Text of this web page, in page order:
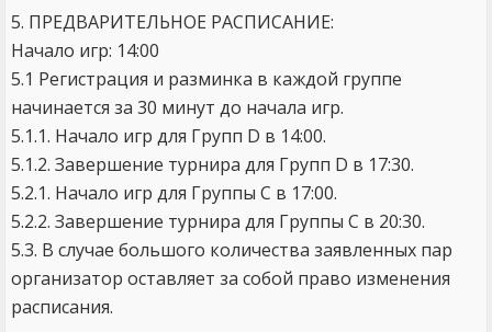
5. ПРЕДВАРИТЕЛЬНОЕ РАСПИСАНИЕ:
Начало игр: 14:00
5.1 Регистрация и разминка в каждой группе
начинается за 30 минут до начала игр.
5.1.1. Начало игр для Групп D в 14:00.
5.1.2. Завершение турнира для Групп D в 17:30.
5.2.1. Начало игр для Группы C в 17:00.
5.2.2. Завершение турнира для Группы C в 20:30.
5.3. В случае большого количества заявленных пар
организатор оставляет за собой право изменения
расписания.